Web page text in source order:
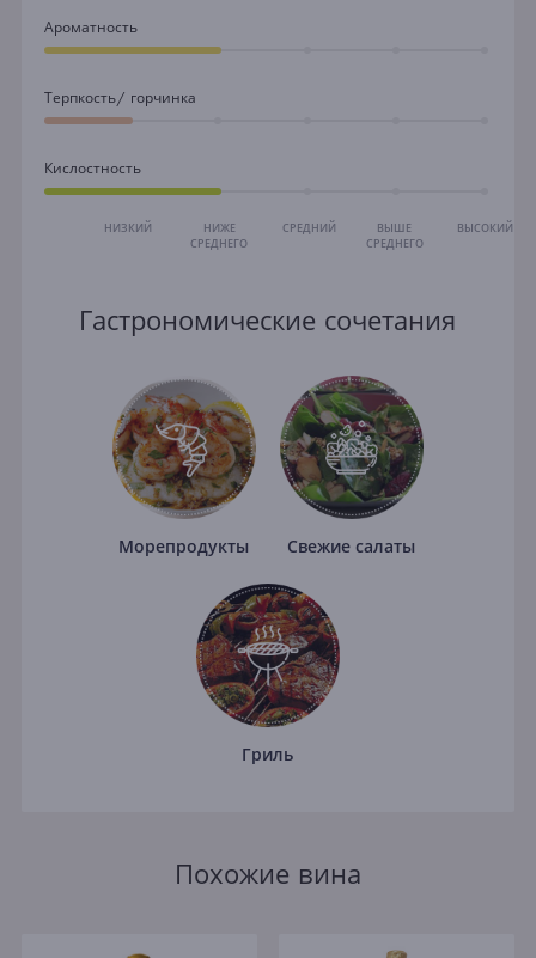
Ароматность
Терпкость/ горчинка
Кислостность
НИЗКИЙ
НИЖЕ
СРЕДНЕГО
СРЕДНИЙ
ВЫШЕ
СРЕДНЕГО
ВЫСОКИЙ
Гастрономические сочетания
Морепродукты Свежие салаты
Гриль
Похожие вина